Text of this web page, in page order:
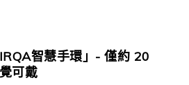
智慧手環」- 僅約 20
可戴